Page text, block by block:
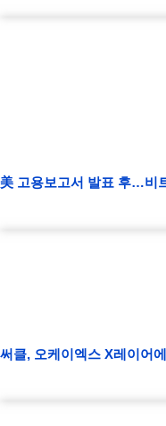
美 고용보고서 발표 후…비
써클, 오케이엑스 X레이어